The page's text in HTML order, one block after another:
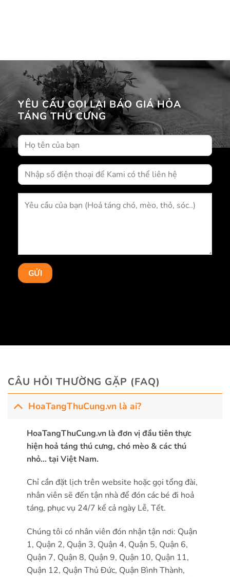
YÊU CẦU GỌI LẠI BÁO GIÁ HỎA
TÁNG THÚ CƯNG
CÂU HỎI THƯỜNG GẶP (FAQ)
HoaTangThuCung.vn là ai?
HoaTangThuCung.vn là đơn vị đầu tiên thực
hiện hoả táng thú cưng, chó mèo & các thú
nhỏ… tại Việt Nam.
Chỉ cần đặt lịch trên website hoặc gọi tổng đài,
nhân viên sẽ đến tận nhà để đón các bé đi hoả
táng, phục vụ 24/7 kể cả ngày Lễ, Tết.
Chúng tôi có nhân viên đón nhận tận nơi: Quận
1, Quận 2, Quận 3, Quận 4, Quận 5, Quận 6,
Quận 7, Quận 8, Quận 9, Quận 10, Quận 11,
Quận 12, Quận Thủ Đức, Quận Bình Thành,